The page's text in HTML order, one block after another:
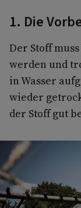
1. Die
Der Stoff
werden und
in Wasser
wieder
der Stoff gut